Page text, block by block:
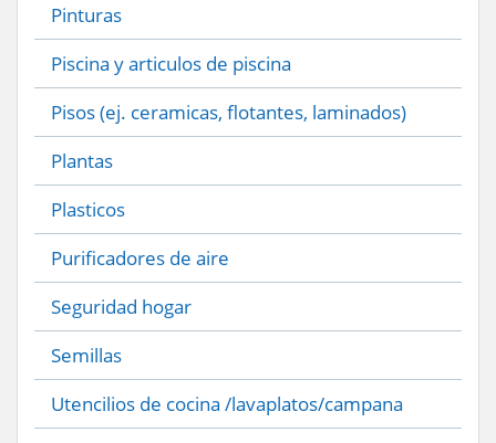
Pinturas
Piscina y articulos de piscina
Pisos (ej. ceramicas, flotantes, laminados)
Plantas
Plasticos
Purificadores de aire
Seguridad hogar
Semillas
Utencilios de cocina /lavaplatos/campana